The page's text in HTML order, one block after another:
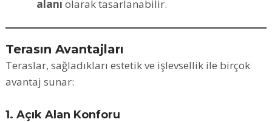
alanı olarak tasarlanabilir.
Terasın Avantajları
Teraslar, sağladıkları estetik ve işlevsellik ile birçok
avantaj sunar:
1. Açık Alan Konforu